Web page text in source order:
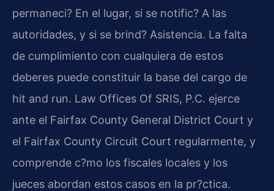
permaneci? En el lugar, si se notific? A las
autoridades, y si se brind? Asistencia. La falta
de cumplimiento con cualquiera de estos
deberes puede constituir la base del cargo de
hit and run. Law Offices Of SRIS, P.C. ejerce
ante el Fairfax County General District Court y
el Fairfax County Circuit Court regularmente, y
comprende c?mo los fiscales locales y los
jueces abordan estos casos en la pr?ctica.